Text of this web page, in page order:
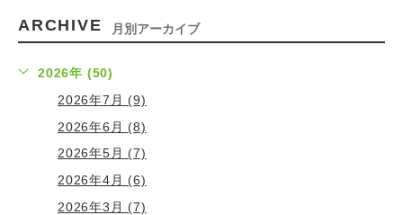
ARCHIVE 月別アーカイブ
2026年 (50)
2026年7月 (9)
2026年6月 (8)
2026年5月 (7)
2026年4月 (6)
2026年3月 (7)